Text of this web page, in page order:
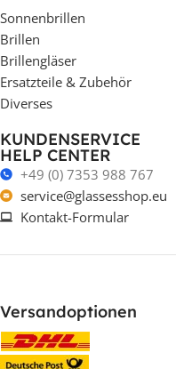
Sonnenbrillen
Brillen
Brillengläser
Ersatzteile & Zubehör
Diverses
KUNDENSERVICE
HELP CENTER
+49 (0) 7353 988 767
service@glassesshop.eu
Kontakt-Formular
Versandoptionen